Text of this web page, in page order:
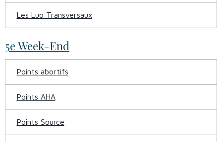
Les Luo Transversaux
5e Week-End
Points abortifs
Points AHA
Points Source